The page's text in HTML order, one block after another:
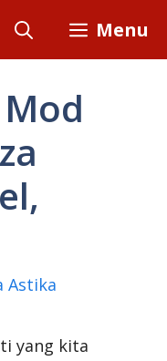
Menu
Astika
yang kita